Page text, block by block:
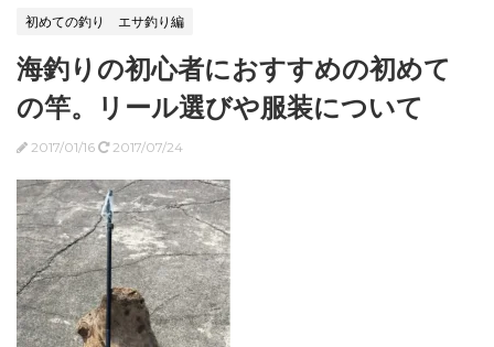
初めての釣り エサ釣り編
海釣りの初心者におすすめの初めて
の竿。リール選びや服装について
2017/01/16 2017/07/24